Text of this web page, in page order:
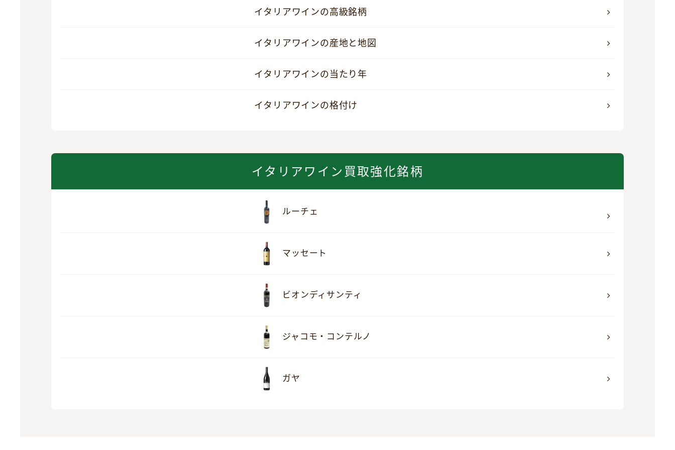
イタリアワインの高級銘柄
イタリアワインの産地と地図
イタリアワインの当たり年
イタリアワインの格付け
イタリアワイン買取強化銘柄
ルーチェ
マッセート
ビオンディサンティ
ジャコモ・コンテルノ
ガヤ